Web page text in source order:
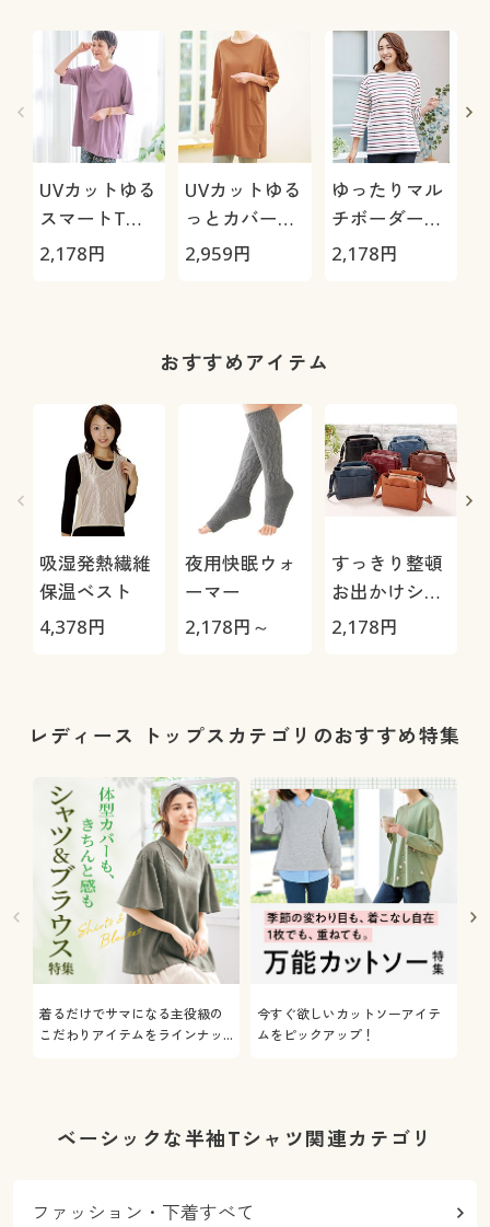
UVカットゆる
スマートTシ
ャツ
2,178円
UVカットゆる
っとカバーチ
ュニック
2,959円
ゆったりマル
チボーダープ
ルオーバー
2,178円
おすすめアイテム
吸湿発熱繊維
保温ベスト
4,378円
夜用快眠ウォ
ーマー
2,178円～
すっきり整頓
お出かけショ
ルダーバッグ
2,178円
レディース トップスカテゴリのおすすめ特集
着るだけでサマになる主役級の
こだわりアイテムをラインナッ
今すぐ欲しいカットソーアイテ
ムをピックアップ！
ベーシックな半袖Tシャツ関連カテゴリ
ファッション・下着すべて